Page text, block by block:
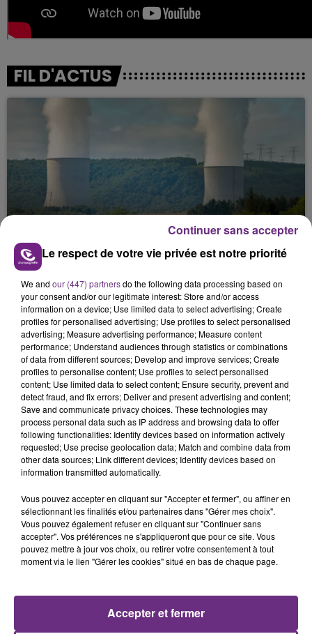
FIL D'ACTUS
LA CENTRALE NUCLÉAIRE DE CHOOZ
TOUJOURS À L'ARRÊT
Cela fait déjà une semaine que la centrale
justifiée par la sécheresse intense qui est toujours
présente.
LE MAGASIN JOUÉCLUB DE REIMS FERME
SES PORTES
C'était l'une des institutions du centre-ville
rémois. Le magasin JouéClub est contraint de
fermer ses portes.
TITRES DIFFUSÉS
9h01
9h01 8h58
8h58
Le respect de votre vie privée est notre priorité
We and our (447) partnersdo the following data processing based on
your consent and/or our legitimate interest: Store and/or access
information on a device; Use limited data to select advertising; Create
profiles for personalised advertising; Use profiles to select personalised
advertising; Measure advertising performance; Measure content
performance; Understand audiences through statistics or combinations
of data from different sources; Develop and improve services; Create
profiles to personalise content; Use profiles to select personalised
content; Use limited data to select content; Ensure security, prevent and
detect fraud, and fix errors; Deliver and present advertising and content;
Save and communicate privacy choices. These technologies may
process personal data such as IP address and browsing data to offer
following functionalities: Identify devices based on information actively
requested; Use precise geolocation data; Match and combine data from
other data sources; Link different devices; Identify devices based on
information transmitted automatically.
Vous pouvez accepter en cliquant sur "Accepter et fermer", ou affiner en
sélectionnant les finalités et/ou partenaires dans "Gérer mes choix".
Vous pouvez également refuser en cliquant sur "Continuer sans
accepter". Vos préférences ne s'appliqueront que pour ce site. Vous
pouvez mettre à jour vos choix, ou retirer votre consentement à tout
moment via le lien "Gérer les cookies" situé en bas de chaque page.
Accepter et fermer
Continuer sans accepter